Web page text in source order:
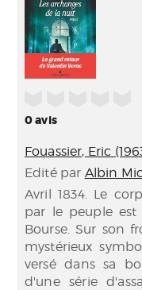
0avis
Fouassier, Eric
Edité par Albin
Avril 1834. Le
par le peuple est
Bourse. Sur son
mystérieux
versé dans sa
d'une série